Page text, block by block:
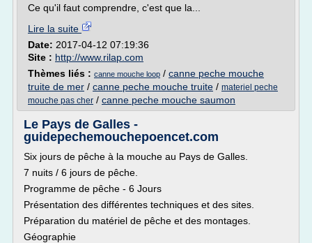
Ce qu'il faut comprendre, c'est que la...
Lire la suite
Date: 2017-04-12 07:19:36
Site : http://www.rilap.com
Thèmes liés : canne mouche loop / canne peche mouche
truite de mer / canne peche mouche truite / materiel peche
mouche pas cher / canne peche mouche saumon
Le Pays de Galles -
guidepechemouchepoencet.com
Six jours de pêche à la mouche au Pays de Galles.
7 nuits / 6 jours de pêche.
Programme de pêche - 6 Jours
Présentation des différentes techniques et des sites.
Préparation du matériel de pêche et des montages.
Géographie